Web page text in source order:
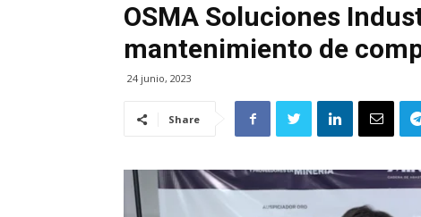
OSMA Soluciones
mantenimiento de
24 junio, 2023
Share